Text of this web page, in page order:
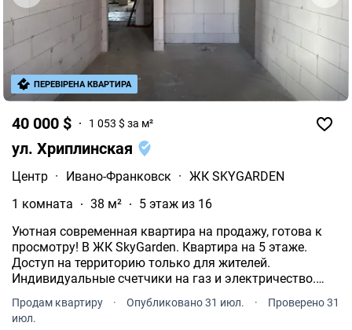
40 000 $ 1 053 $ за м²
ул. Хриплинская
Центр · Ивано-Франковск · ЖК SKYGARDEN
1 комната
38 м²
5 этаж из 16
Уютная современная квартира на продажу, готова к
просмотру! В ЖК SkyGarden. Квартира на 5 этаже.
Доступ на территорию только для жителей.
Индивидуальные счетчики на газ и электричество.
отсутствует. Общая площадь помещения 38 кв.м.
Продам квартиру · Опубликовано 31 июл. ·
Проверено 31
июл.
ПЕРЕВІРЕНА КВАРТИРА